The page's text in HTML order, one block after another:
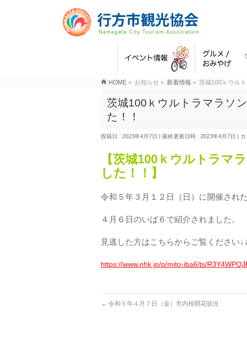
HOME » お知らせ » 新着情報 » 茨城100ｋウル
茨城100ｋウルトラマラソ
た！！
投稿日 : 2023年4月7日 最終更新日時 : 2023年4月7日
【茨城100ｋウルトラマ
した！！】
令和５年３月１２日（日）に開催され
４月６日のいば６で紹介されました。
見逃した方はこちらからご覧ください
https://www.nhk.jp/p/mito-iba6/ts/
← 令和５年４月７日（金）市内桜開花状況